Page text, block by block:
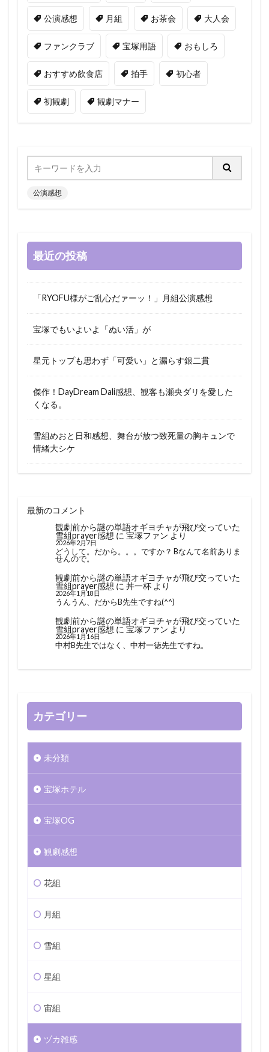
公演感想 月組 お茶会 大人会
ファンクラブ 宝塚用語 おもしろ
おすすめ飲食店 拍手 初心者
初観劇 観劇マナー
公演感想
最近の投稿
「RYOFU様がご乱心だァーッ！」月組公演感想
宝塚でもいよいよ「ぬい活」が
星元トップも思わず「可愛い」と漏らす銀二貫
傑作！DayDream Dali感想、観客も瀬央ダリを愛した
くなる。
雪組めおと日和感想、舞台が放つ致死量の胸キュンで
情緒大シケ
最新のコメント
観劇前から謎の単語オギヨチャが飛び交っていた
雪組prayer感想 に 宝塚ファン より
2026年2月7日
どうして。だから。。。ですか？ Bなんて名前ありま
せんので。
観劇前から謎の単語オギヨチャが飛び交っていた
雪組prayer感想 に 丼一杯より
2026年1月18日
うんうん、だからB先生ですね(^^)
観劇前から謎の単語オギヨチャが飛び交っていた
雪組prayer感想 に 宝塚ファン より
2026年1月16日
中村B先生ではなく、中村一徳先生ですね。
カテゴリー
未分類
宝塚ホテル
宝塚OG
観劇感想
花組
月組
雪組
星組
宙組
ヅカ雑感